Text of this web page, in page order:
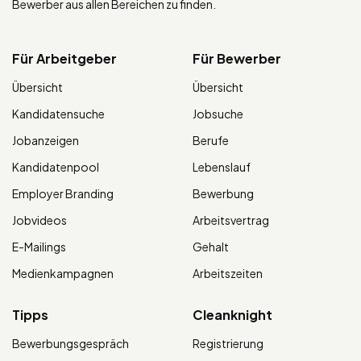
Bewerber aus allen Bereichen zu finden.
Für Arbeitgeber
Übersicht
Kandidatensuche
Jobanzeigen
Kandidatenpool
Employer Branding
Jobvideos
E-Mailings
Medienkampagnen
Für Bewerber
Übersicht
Jobsuche
Berufe
Lebenslauf
Bewerbung
Arbeitsvertrag
Gehalt
Arbeitszeiten
Tipps
Bewerbungsgespräch
Cleanknight
Registrierung